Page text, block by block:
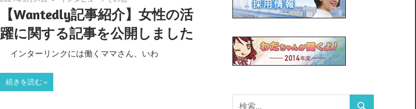
【Wantedly記事紹介】女性の活
躍に関する記事を公開しました
インターリンクには働くママさん、いわ
続きを読む